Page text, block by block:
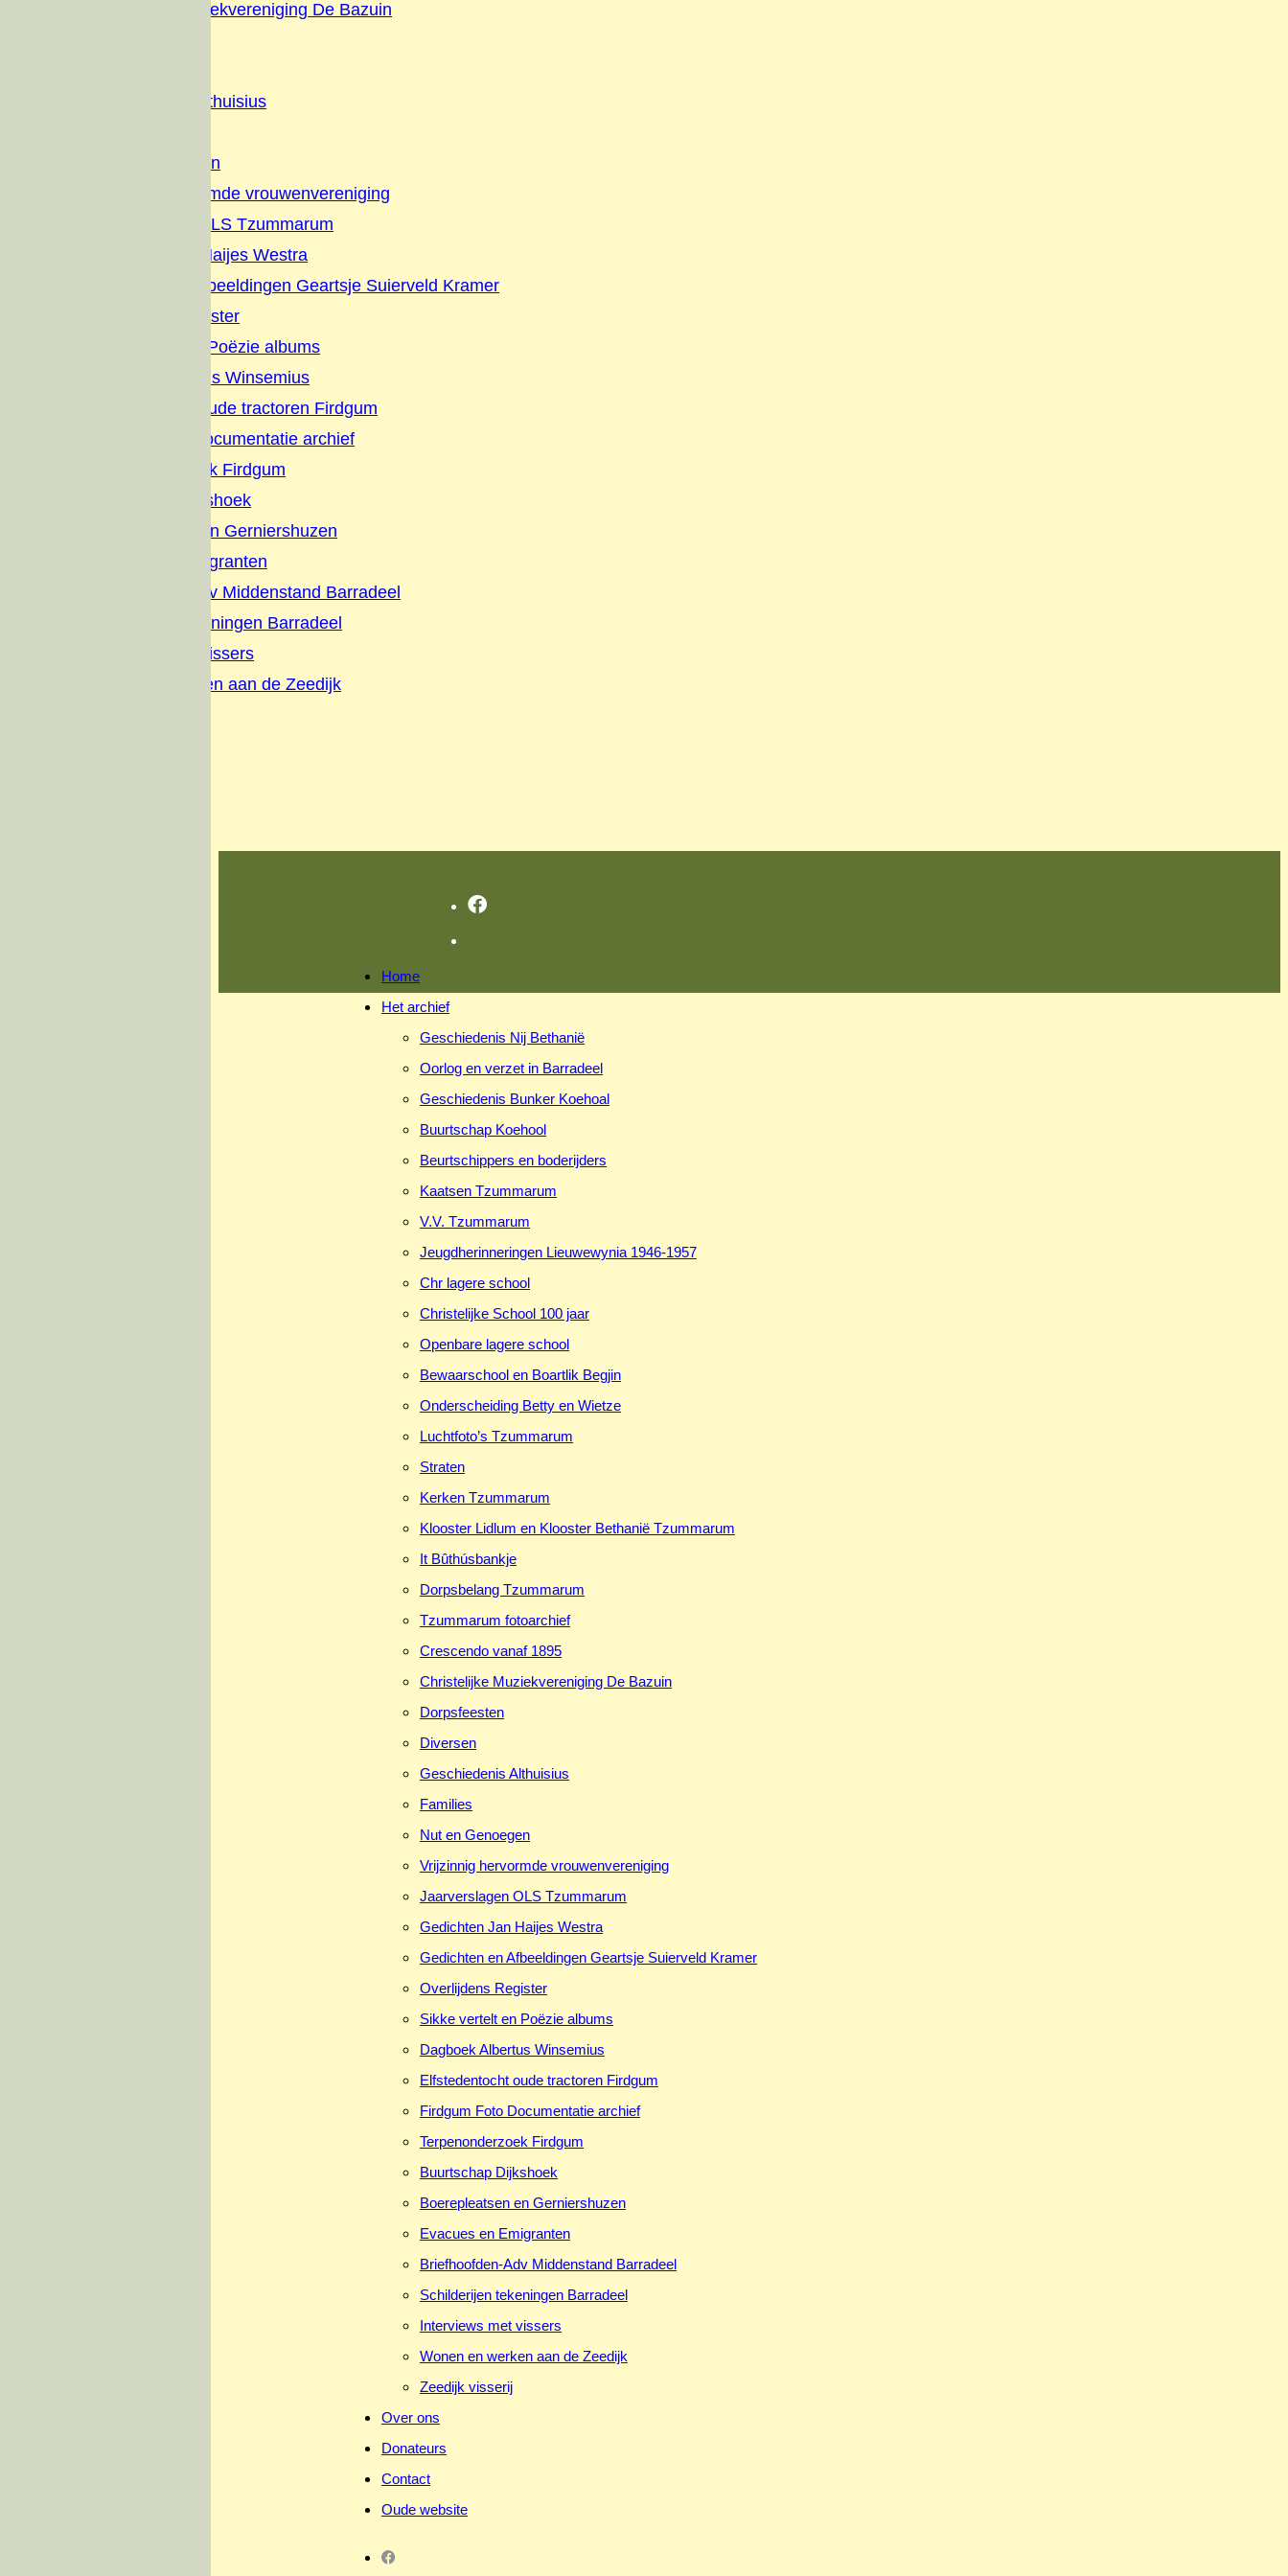
Christelijke Muziekvereniging De Bazuin
Geschiedenis Althuisius
Nut en Genoegen
Vrijzinnig hervormde vrouwenvereniging
Jaarverslagen OLS Tzummarum
Gedichten Jan Haijes Westra
Gedichten en Afbeeldingen Geartsje Suierveld Kramer
Overlijdens Register
Sikke vertelt en Poëzie albums
Dagboek Albertus Winsemius
Elfstedentocht oude tractoren Firdgum
Firdgum Foto Documentatie archief
Terpenonderzoek Firdgum
Buurtschap Dijkshoek
Boerepleatsen en Gerniershuzen
Evacues en Emigranten
Briefhoofden-Adv Middenstand Barradeel
Schilderijen tekeningen Barradeel
Interviews met vissers
Wonen en werken aan de Zeedijk
Home
Het archief
Geschiedenis Nij Bethanië
Oorlog en verzet in Barradeel
Geschiedenis Bunker Koehoal
Buurtschap Koehool
Beurtschippers en boderijders
Kaatsen Tzummarum
V.V. Tzummarum
Jeugdherinneringen Lieuwewynia 1946-1957
Chr lagere school
Christelijke School 100 jaar
Openbare lagere school
Bewaarschool en Boartlik Begjin
Onderscheiding Betty en Wietze
Luchtfoto’s Tzummarum
Straten
Kerken Tzummarum
Klooster Lidlum en Klooster Bethanië Tzummarum
It Bûthúsbankje
Dorpsbelang Tzummarum
Tzummarum fotoarchief
Crescendo vanaf 1895
Christelijke Muziekvereniging De Bazuin
Dorpsfeesten
Diversen
Geschiedenis Althuisius
Families
Nut en Genoegen
Vrijzinnig hervormde vrouwenvereniging
Jaarverslagen OLS Tzummarum
Gedichten Jan Haijes Westra
Gedichten en Afbeeldingen Geartsje Suierveld Kramer
Overlijdens Register
Sikke vertelt en Poëzie albums
Dagboek Albertus Winsemius
Elfstedentocht oude tractoren Firdgum
Firdgum Foto Documentatie archief
Terpenonderzoek Firdgum
Buurtschap Dijkshoek
Boerepleatsen en Gerniershuzen
Evacues en Emigranten
Briefhoofden-Adv Middenstand Barradeel
Schilderijen tekeningen Barradeel
Interviews met vissers
Wonen en werken aan de Zeedijk
Zeedijk visserij
Over ons
Donateurs
Contact
Oude website